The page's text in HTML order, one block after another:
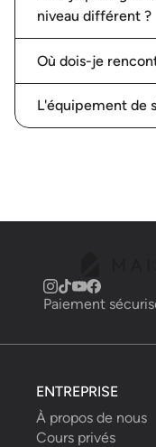
niveau différent ?
Où dois-je
L'équipement de
Paiement
ENTREPRISE
À propos de nous
Cours privés